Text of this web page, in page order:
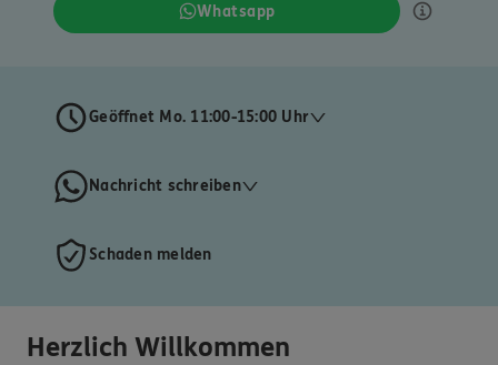
Whatsapp
Geöffnet Mo. 11:00-15:00 Uhr
Nachricht schreiben
Schaden melden
Herzlich Willkommen